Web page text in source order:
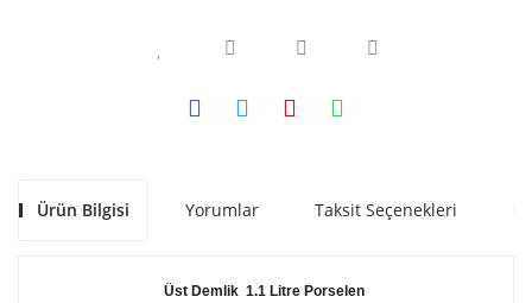
Ürün Bilgisi Yorumlar Taksit Seçenekleri
Üst Demlik 1.1 Litre Porselen